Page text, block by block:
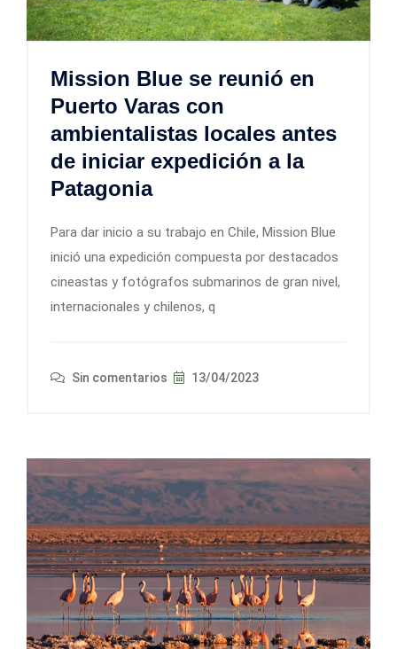
Mission Blue se reunió en
Puerto Varas con
ambientalistas locales antes
de iniciar expedición a la
Patagonia
Para dar inicio a su trabajo en Chile, Mission Blue
inició una expedición compuesta por destacados
cineastas y fotógrafos submarinos de gran nivel,
internacionales y chilenos, q
Sin comentarios 13/04/2023